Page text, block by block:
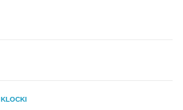
KLOCKI